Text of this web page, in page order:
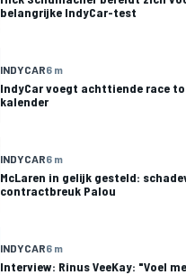
belangrijke IndyCar-test
INDYCAR6 m
IndyCar voegt achttiende race
kalender
INDYCAR6 m
McLaren in gelijk gesteld:
contractbreuk Palou
INDYCAR6 m
Interview: Rinus VeeKay: "Voel